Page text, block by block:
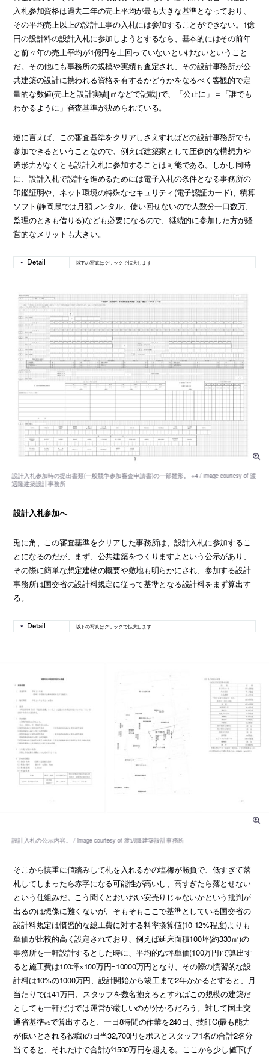
入札参加資格は過去二年の売上平均が最も大きな基準となっており、
その平均売上以上の設計工事の入札には参加することができない。1億
円の設計料の設計入札に参加しようとするなら、基本的にはその前年
と前々年の売上平均が1億円を上回っていないといけないということ
だ。その他にも事務所の規模や実績も査定され、その設計事務所が公
共建築の設計に携われる資格を有するかどうかをなるべく客観的で定
量的な数値(売上と設計実績[㎡などで記載])で、「公正に」＝「誰でも
わかるように」審査基準が決められている。
逆に言えば、この審査基準をクリアしさえすればどの設計事務所でも
参加できるということなので、例えば建築家として圧倒的な構想力や
造形力がなくとも設計入札に参加することは可能である。しかし同時
に、設計入札で設計を進めるためには電子入札の条件となる事務所の
印鑑証明や、ネット環境の特殊なセキュリティ(電子認証カード)、積算
ソフト(静岡県では月額レンタル、使い回せないので人数分一口数万、
監理のときも借りる)なども必要になるので、継続的に参加した方が経
営的なメリットも大きい。
以下の写真はクリックで拡大します
設計入札参加へ
兎に角、この審査基準をクリアした事務所は、設計入札に参加するこ
とになるのだが、まず、公共建築をつくりますよという公示があり、
その際に簡単な想定建物の概要や敷地も明らかにされ、参加する設計
事務所は国交省の設計料規定に従って基準となる設計料をまず算出す
る。
以下の写真はクリックで拡大します
そこから慎重に値踏みして札を入れるかの塩梅が勝負で、低すぎて落
札してしまったら赤字になる可能性が高いし、高すぎたら落とせない
という仕組みだ。こう聞くとおいおい安売りじゃないかという批判が
出るのは想像に難くないが、そもそもここで基準としている国交省の
設計料規定は慣習的な総工費に対する料率換算値(10-12%程度)よりも
単価が比較的高く設定されており、例えば延床面積100坪(約330㎡)の
事務所を一軒設計するとした時に、平均的な坪単価(100万円)で算出す
ると施工費は100坪×100万円=10000万円となり、その際の慣習的な設
計料は10%の1000万円、設計開始から竣工まで2年かかるとすると、月
当たりでは41万円、スタッフを数名抱えるとすればこの規模の建築だ
としても一軒だけでは運営が厳しいのが分かるだろう。対して国土交
通省基準※5で算出すると、一日8時間の作業を240日、技師C(最も能力
が低いとされる役職)の日当32,700円をボスとスタッフ1名の合計2名分
当てると、それだけで合計が1500万円を超える。ここから少し値下げ